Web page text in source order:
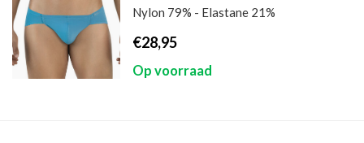
Nylon 79% - Elastane 21%
€28,95
Op voorraad